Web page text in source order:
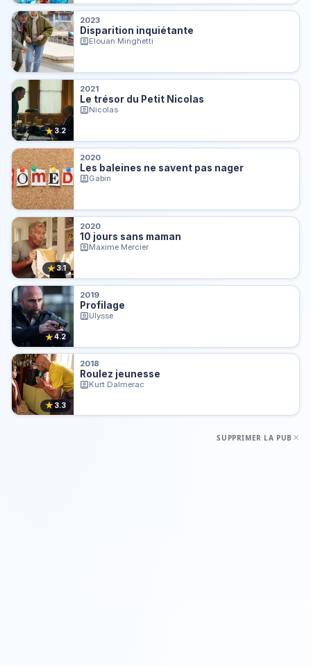
2023
Disparition inquiétante
Elouan Minghetti
★ 3.2
2021
Le trésor du Petit Nicolas
Nicolas
2020
Les baleines ne savent pas nager
Gabin
★3.1
2020
10 jours sans maman
Maxime Mercier
★4.2
2019
Profilage
Ulysse
★ 3.3
2018
Roulez jeunesse
Kurt Dalmerac
SUPPRIMER LA PUB